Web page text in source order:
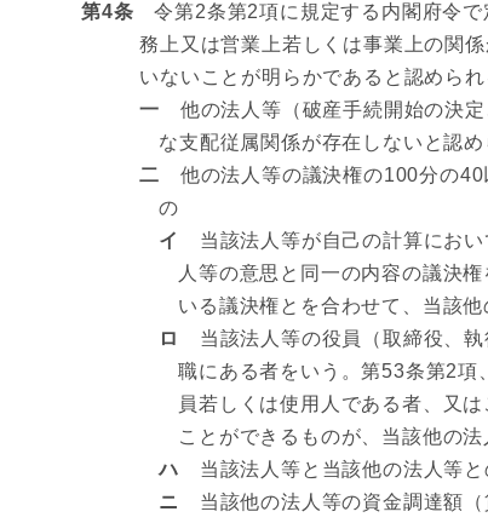
第4条 令第2条第2項に規定する内閣府令で
務上又は営業上若しくは事業上の関
いないことが明らかであると認めら
一 他の法人等（破産手続開始の決定
な支配従属関係が存在しないと認
二 他の法人等の議決権の100分の40
の
イ
当該法人等が自己の計算におい
人等の意思と同一の内容の議決
いる議決権とを合わせて、当該
ロ
当該法人等の役員（取締役、執
職にある者をいう。第53条第2
員若しくは使用人である者、又
ことができるものが、当該他の
ハ 当該法人等と当該他の法人等と
ニ
当該他の法人等の資金調達額（